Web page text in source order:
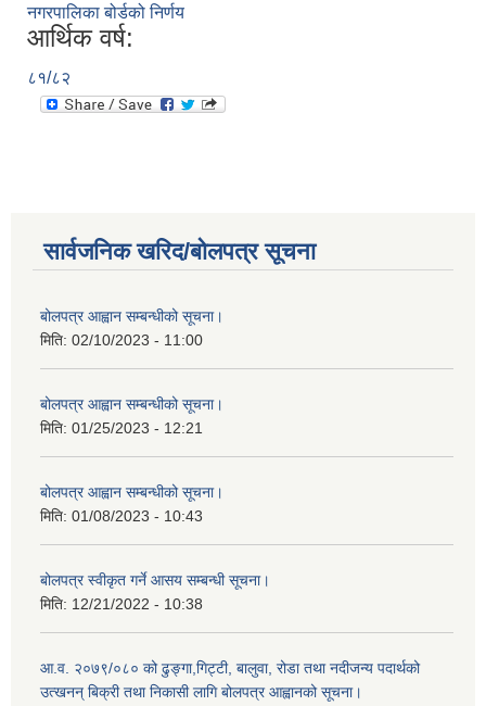
नगरपालिका बोर्डको निर्णय
आर्थिक वर्ष:
८१/८२
सार्वजनिक खरिद/बोलपत्र सूचना
बोलपत्र आह्वान सम्बन्धीको सूचना।
मिति: 02/10/2023 - 11:00
बोलपत्र आह्वान सम्बन्धीको सूचना।
मिति: 01/25/2023 - 12:21
बोलपत्र आह्वान सम्बन्धीको सूचना।
मिति: 01/08/2023 - 10:43
बोलपत्र स्वीकृत गर्ने आसय सम्बन्धी सूचना।
मिति: 12/21/2022 - 10:38
आ.व. २०७९/०८० को ढुङ्गा,गिट्टी, बालुवा, रोडा तथा नदीजन्य पदार्थको
उत्खनन् बिक्री तथा निकासी लागि बोलपत्र आह्वानको सूचना।